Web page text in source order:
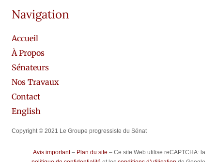
Navigation
Accueil
À Propos
Sénateurs
Nos Travaux
Contact
English
Copyright © 2021 Le Groupe progressiste du Sénat
Avis important– Plan du site – Ce site Web utilise reCAPTCHA: la